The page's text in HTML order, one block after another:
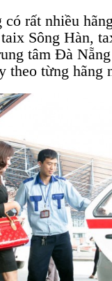
rất nhiều
Sông Hàn,
tâm Đà
theo từng hãng